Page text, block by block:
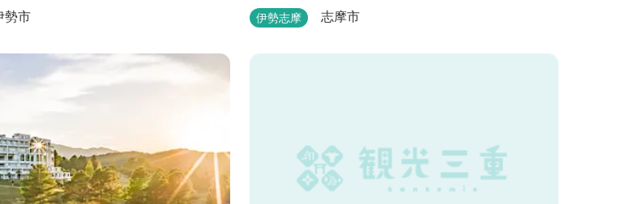
・観光の拠点として皆様に広くご利
勢みやび」があります。
勢市
どもあります。
伊勢志摩 志摩市